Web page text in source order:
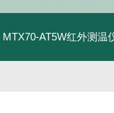
MTX70-AT5W红外测温